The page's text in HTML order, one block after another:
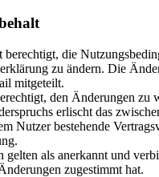
berechtigt, die
zu ändern. Die
mitgeteilt.
den Änderungen zu
erlischt das
Nutzer bestehende
gelten als anerkannt und
zugestimmt hat.